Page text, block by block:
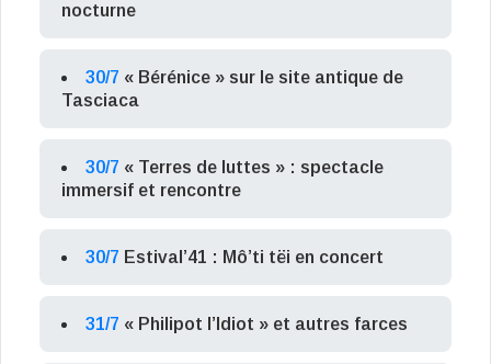
nocturne
30/7 « Bérénice » sur le site antique de
Tasciaca
30/7 « Terres de luttes » : spectacle
immersif et rencontre
30/7 Estival’41 : Mô’ti tëi en concert
31/7 « Philipot l’Idiot » et autres farces